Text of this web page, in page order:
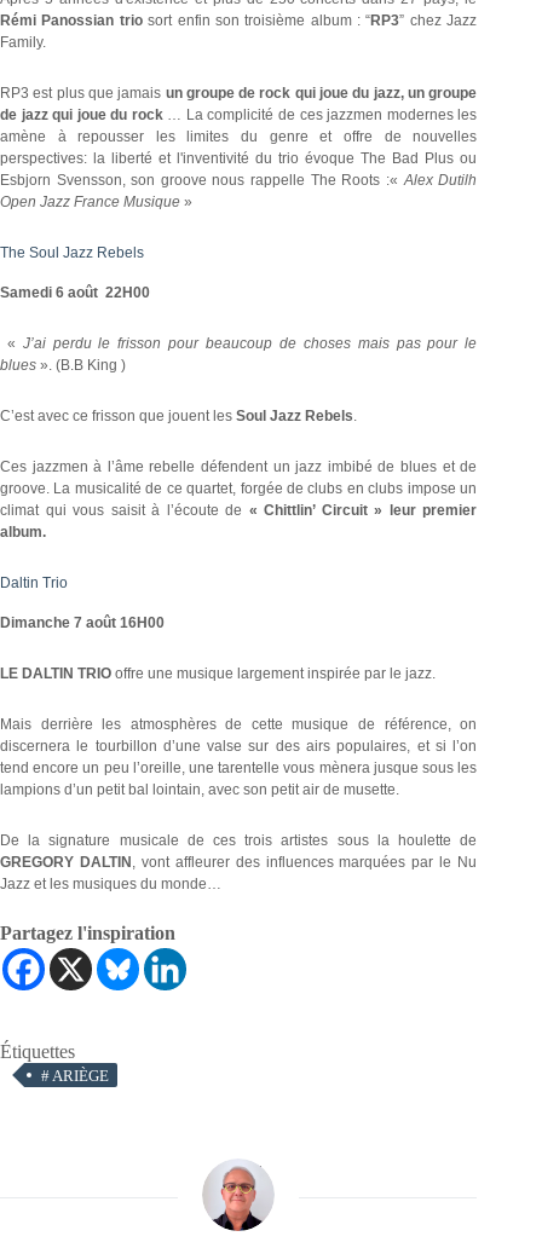
Rémi Panossian triosort enfin son troisième album : “RP3” chez Jazz
Family.
RP3 est plus que jamais un groupe de rock qui joue du jazz, un groupe
de jazz qui joue du rock … La complicité de ces jazzmen modernes les
amène à repousser les limites du genre et offre de nouvelles
perspectives: la liberté et l'inventivité du trio évoque The Bad Plus ou
Esbjorn Svensson, son groove nous rappelle The Roots :«Alex Dutilh
Open Jazz France Musique »
The Soul Jazz Rebels
Samedi 6 août 22H00
« J’ai perdu le frisson pour beaucoup de choses mais pas pour le
blues ». (B.B King )
C’est avec ce frisson que jouent les Soul Jazz Rebels
Ces jazzmen à l’âme rebelle défendent un jazz imbibé de blues et de
groove. La musicalité de ce quartet, forgée de clubs en clubs impose un
climat qui vous saisit à l’écoute de « Chittlin’ Circuit » leur premier
album.
Daltin Trio
Dimanche 7 août 16H00
LE DALTIN TRIO offre une musique largement inspirée par le jazz.
Mais derrière les atmosphères de cette musique de référence, on
discernera le tourbillon d’une valse sur des airs populaires, et si l’on
tend encore un peu l’oreille, une tarentelle vous mènera jusque sous les
lampions d’un petit bal lointain, avec son petit air de musette.
De la signature musicale de ces trois artistes sous la houlette de
GREGORY DALTIN , vont affleurer des influences marquées par le Nu
Jazz et les musiques du monde…
Partagez l'inspiration
Étiquettes
# ARIÈGE